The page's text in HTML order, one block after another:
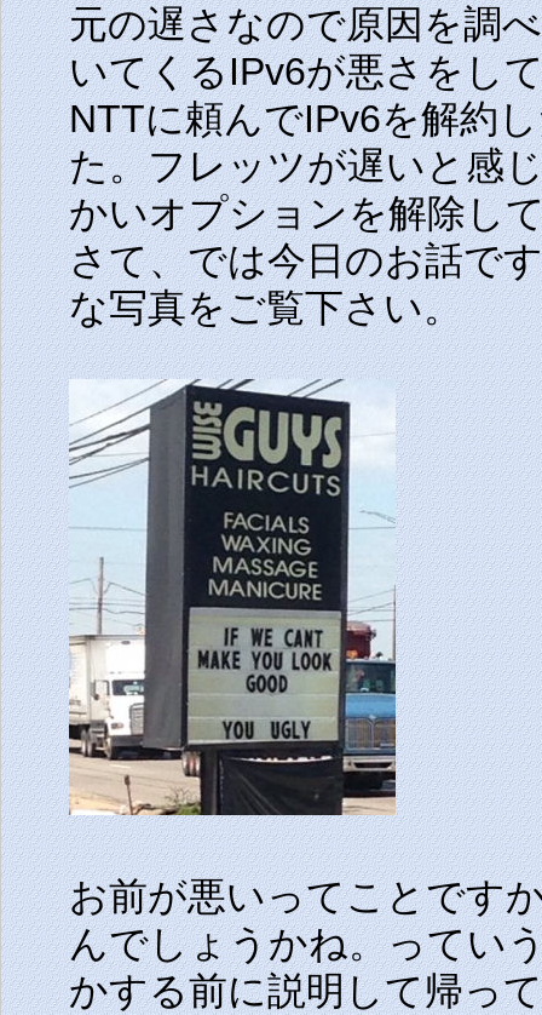
元の遅さなので原因を調
いてくるIPv6が悪さをし
NTTに頼んでIPv6を解約
た。フレッツが遅いと感
かいオプションを解除し
さて、では今日のお話で
な写真をご覧下さい。
お前が悪いってことです
んでしょうかね。ってい
かする前に説明して帰っ